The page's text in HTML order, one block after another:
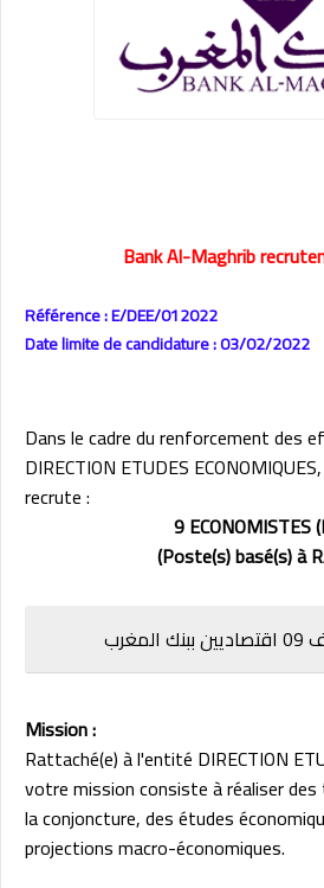
Bank Al-Maghrib
Référence : E/DEE/012022
Date limite de candidature : 03/02/2022
Dans le cadre du renforcement des
DIRECTION ETUDES
recrute :
9 ECONOMISTES
(Poste(s) basé(s) à
Mission :
Rattaché(e) à l'entité DIRECTION
votre mission consiste à réaliser des
laconjoncture, des études
projections macro-économiques.